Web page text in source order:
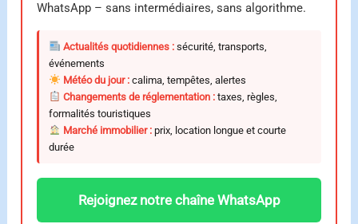
WhatsApp – sans intermédiaires, sans algorithme.
Actualités quotidiennes :sécurité, transports,
événements
Météo du jour :calima, tempêtes, alertes
Changements de réglementation :taxes, règles,
formalités touristiques
Marché immobilier :prix, location longue et courte
durée
Rejoignez notre chaîne WhatsApp